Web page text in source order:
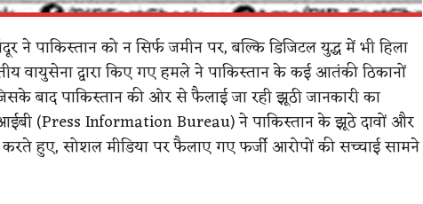
पाकिस्तान को न सिर्फ जमीन पर, बल्कि डिजिटल युद्ध में भी हिला
वायुसेना द्वारा किए गए हमले ने पाकिस्तान के कई आतंकी ठिकानों
बाद पाकिस्तान की ओर से फैलाई जा रही झूठी जानकारी का
(Press Information Bureau) ने पाकिस्तान के झूठे दावों और
हुए, सोशल मीडिया पर फैलाए गए फर्जी आरोपों की सच्चाई सामने